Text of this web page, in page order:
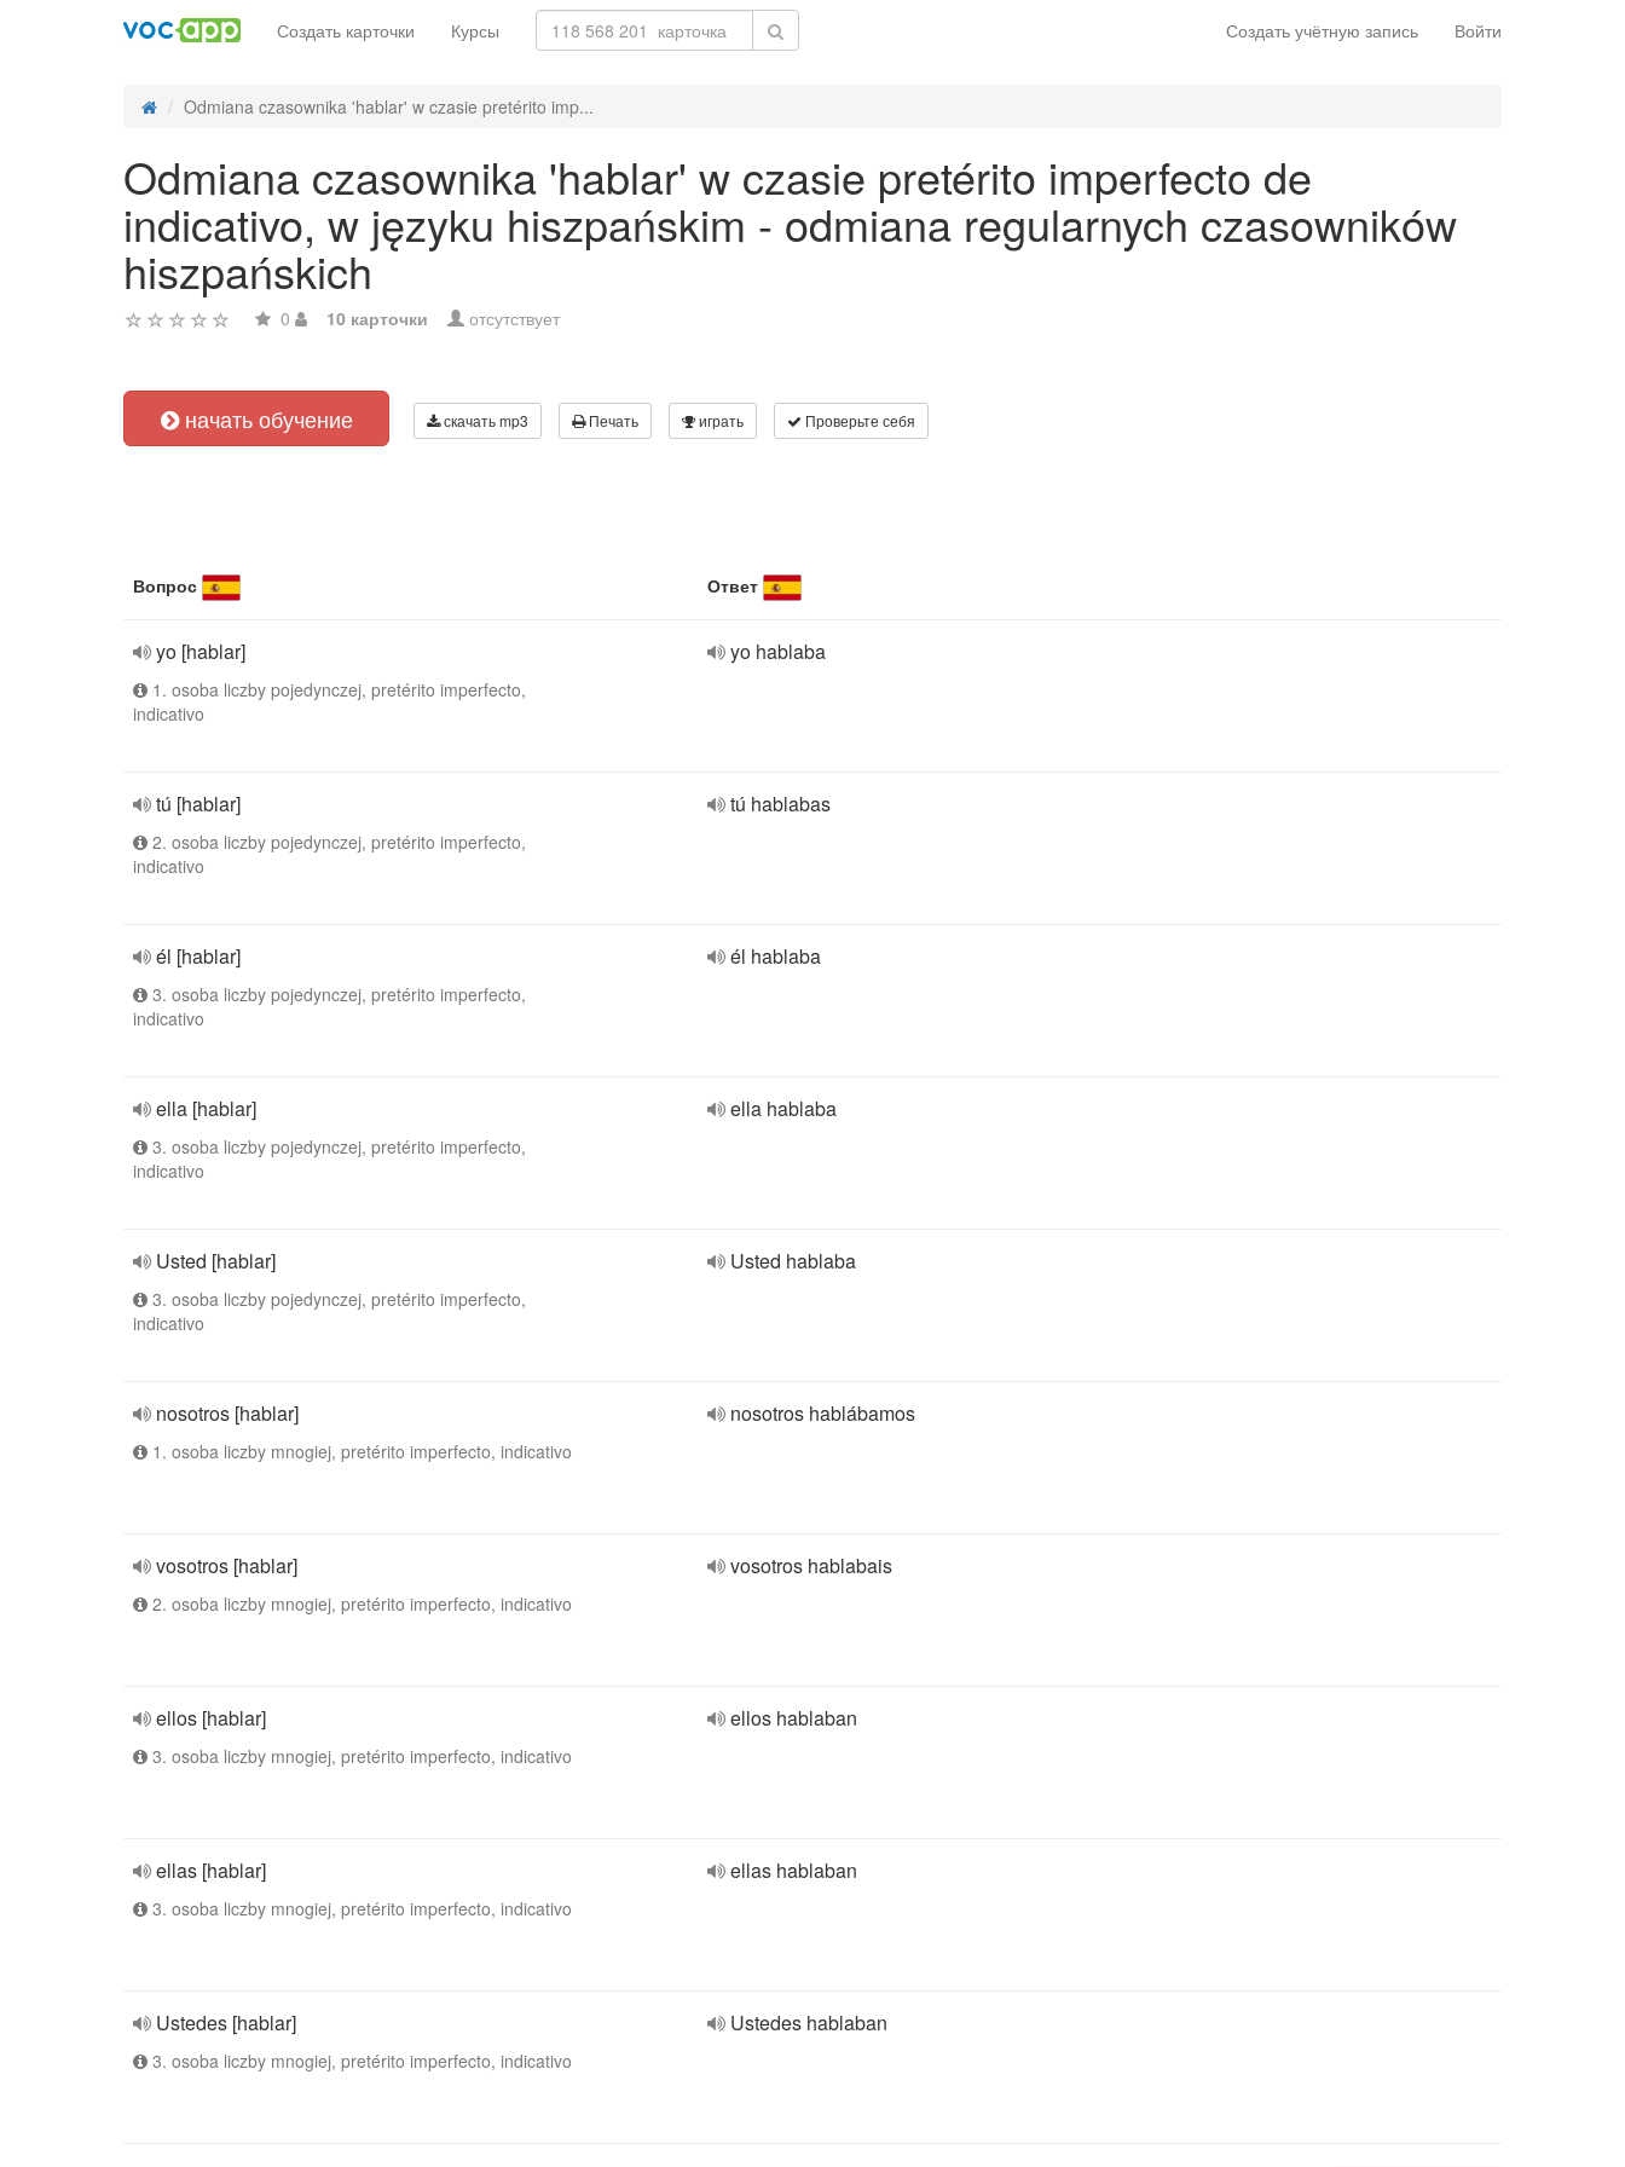
Создать учётную запись Войти
Создать карточки Курсы
Odmiana czasownika 'hablar' w czasie pretérito imp...
Odmiana czasownika 'hablar' w czasie pretérito imperfecto de
indicativo, w języku hiszpańskim - odmiana regularnych czasowników
hiszpańskich
0 10 карточки отсутствует
начать обучение скачать mp3 Печать играть Проверьте себя
Вопрос Ответ
yo [hablar]
1. osoba liczby pojedynczej, pretérito imperfecto,
indicativo
yo hablaba
tú [hablar]
2. osoba liczby pojedynczej, pretérito imperfecto,
indicativo
tú hablabas
él [hablar]
3. osoba liczby pojedynczej, pretérito imperfecto,
indicativo
él hablaba
ella [hablar]
3. osoba liczby pojedynczej, pretérito imperfecto,
indicativo
ella hablaba
Usted [hablar]
3. osoba liczby pojedynczej, pretérito imperfecto,
indicativo
Usted hablaba
nosotros [hablar]
1. osoba liczby mnogiej, pretérito imperfecto, indicativo
nosotros hablábamos
vosotros [hablar]
2. osoba liczby mnogiej, pretérito imperfecto, indicativo
vosotros hablabais
ellos [hablar]
3. osoba liczby mnogiej, pretérito imperfecto, indicativo
ellos hablaban
ellas [hablar]
3. osoba liczby mnogiej, pretérito imperfecto, indicativo
ellas hablaban
Ustedes [hablar]
3. osoba liczby mnogiej, pretérito imperfecto, indicativo
Ustedes hablaban